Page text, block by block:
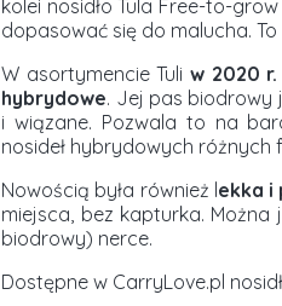
kolei nosidło Tula Free-to-
dopasować się do malucha.
W asortymencie Tuliw 2020 r.
hybrydowe. Jej pas biodrowy
i wiązane. Pozwala to na
nosideł hybrydowych różnych
Nowością była również lekka i
miejsca, bez kapturka. Można
biodrowy) nerce.
Dostępne w CarryLove.pl